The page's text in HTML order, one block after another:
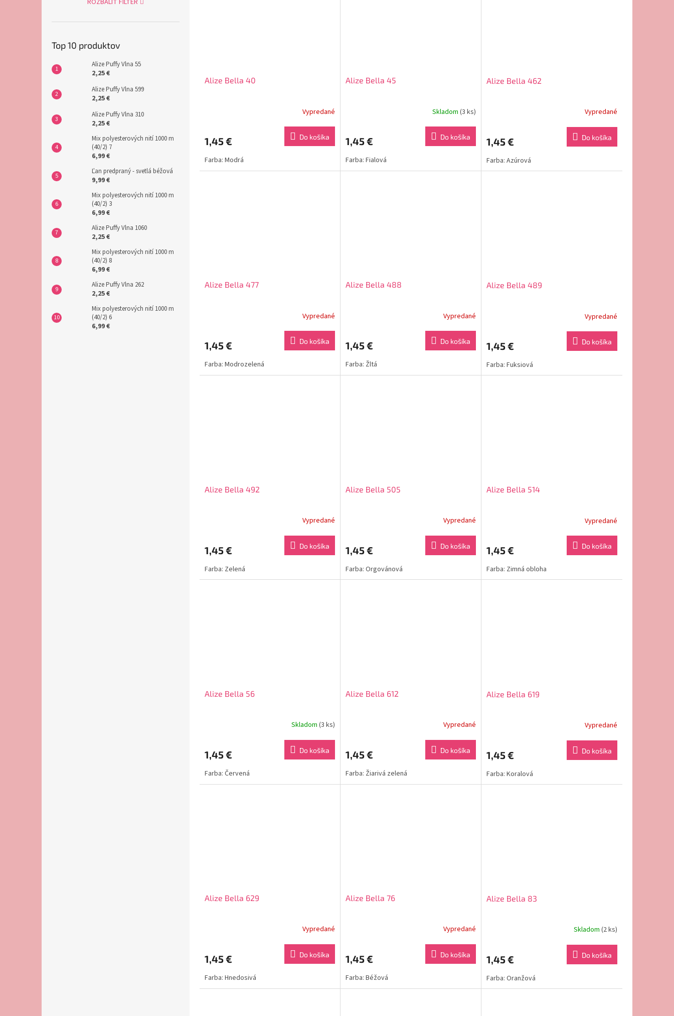
Top 10 produktov
Alize Puffy Vlna 55
2,25 €
Alize Puffy Vlna 599
2,25 €
Alize Puffy Vlna 310
2,25 €
Mix polyesterových nití 1000 m
(40/2) 7
6,99 €
Ľan predpraný - svetlá béžová
9,99 €
Mix polyesterových nití 1000 m
(40/2) 3
6,99 €
Alize Puffy Vlna 1060
2,25 €
Mix polyesterových nití 1000 m
(40/2) 8
6,99 €
Alize Puffy Vlna 262
2,25 €
Mix polyesterových nití 1000 m
(40/2) 6
6,99 €
Alize Bella 40
Vypredané
1,45 € Do košíka
Farba: Modrá
Alize Bella 45
Skladom (3 ks)
1,45 € Do košíka
Farba: Fialová
Alize Bella 462
Vypredané
1,45 € Do košíka
Farba: Azúrová
Alize Bella 477
Vypredané
1,45 € Do košíka
Farba: Modrozelená
Alize Bella 488
Vypredané
1,45 € Do košíka
Farba: Žltá
Alize Bella 489
Vypredané
1,45 € Do košíka
Farba: Fuksiová
Alize Bella 492
Vypredané
1,45 € Do košíka
Farba: Zelená
Alize Bella 505
Vypredané
1,45 € Do košíka
Farba: Orgovánová
Alize Bella 514
Vypredané
1,45 € Do košíka
Farba: Zimná obloha
Alize Bella 56
Skladom (3 ks)
1,45 € Do košíka
Farba: Červená
Alize Bella 612
Vypredané
1,45 € Do košíka
Farba: Žiarivá zelená
Alize Bella 619
Vypredané
1,45 € Do košíka
Farba: Koralová
Alize Bella 629
Vypredané
1,45 € Do košíka
Farba: Hnedosivá
Alize Bella 76
Vypredané
1,45 € Do košíka
Farba: Béžová
Alize Bella 83
Skladom (2 ks)
1,45 € Do košíka
Farba: Oranžová